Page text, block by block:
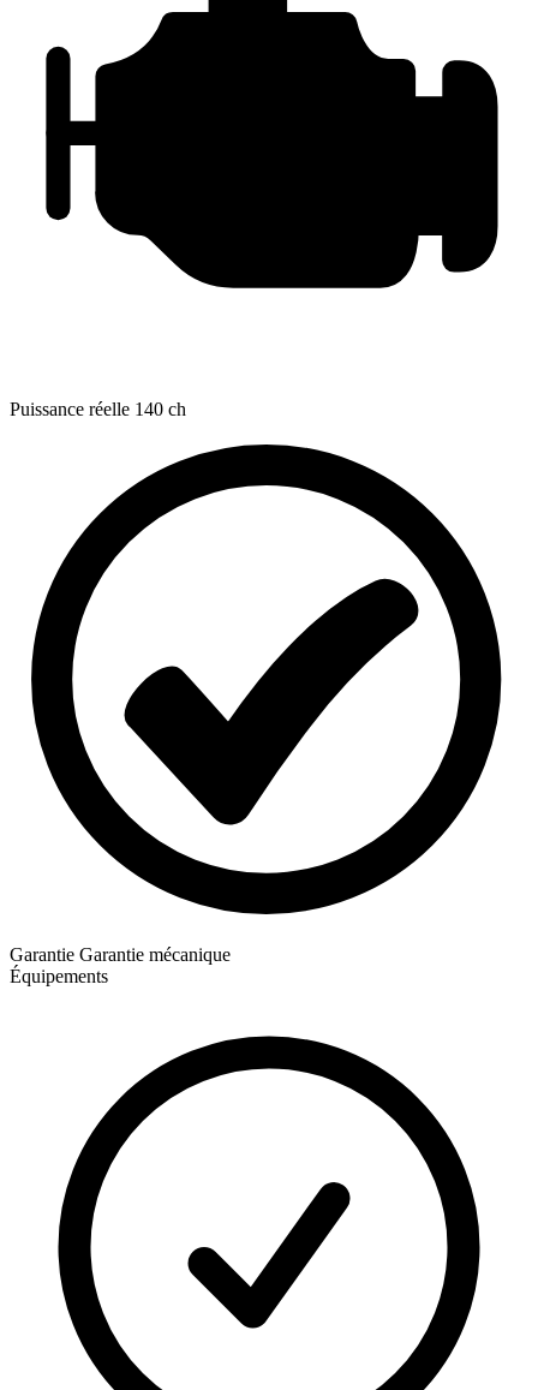
Puissance réelle 140 ch
Garantie Garantie mécanique
Équipements